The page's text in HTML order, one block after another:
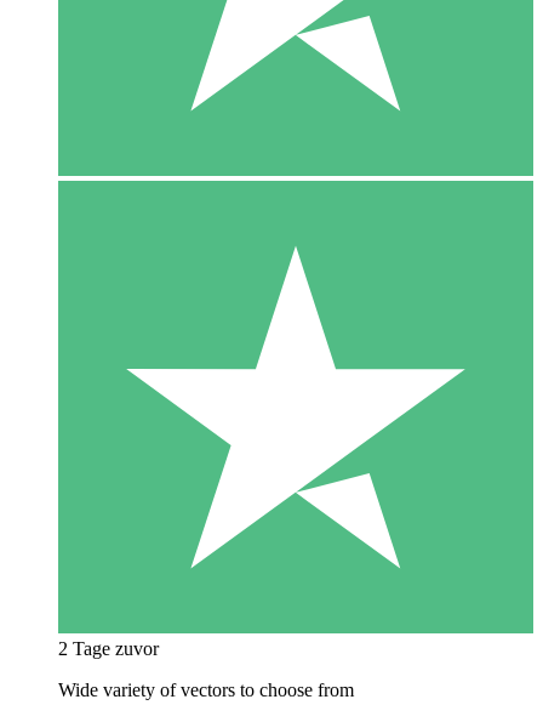
2 Tage zuvor
Wide variety of vectors to choose from